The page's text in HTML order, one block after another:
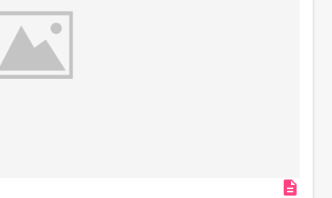
description